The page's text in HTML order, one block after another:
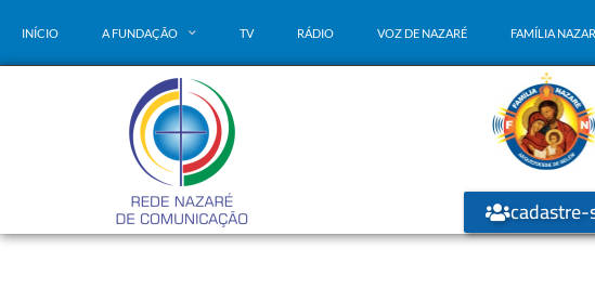
INÍCIO A FUNDAÇÃO TV RÁDIO VOZ DE NAZARÉ FAMÍLIA
cadastre-